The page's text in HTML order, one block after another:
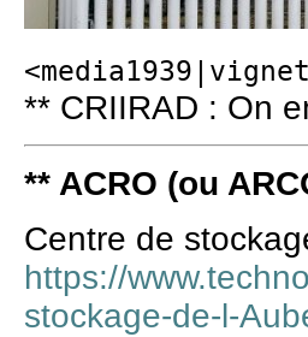
** CRIIRAD : On
** ACRO (ou
Centre de
https://
stockage-de-l-